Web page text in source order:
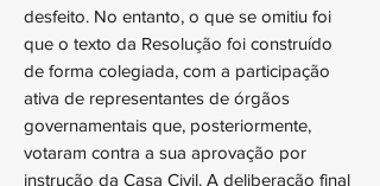
desfeito. No entanto, o que se omitiu foi
que o texto da Resolução foi construído
de forma colegiada, com a participação
ativa de representantes de órgãos
governamentais que, posteriormente,
votaram contra a sua aprovação por
instrução da Casa Civil. A deliberação final